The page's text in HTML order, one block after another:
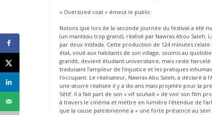
« Oversized coat » émeut le public
Notons que lors de la seconde journée du festival a été
(un manteau trop grand), réalisé par Nawras Abou
par deux Intifada. Cette production de 124 minutes
état, voué aux habitants de son village, soumis au
grandit, devient étudiant universitaire, mais reste harcelé
traduisant l’ampleur de l’injustice et les pratiques
l’occupant. Le réalisateur, Nawras Abu Saleh, a déclaré à
une œuvre réalisée il y a dix ans mais projetée pour la
Sétif. Il a fait part de son « vif souhait » de voir son film
à travers le cinéma et mettre en lumière l’étendue de
que la cause palestinienne a « une forte présence au